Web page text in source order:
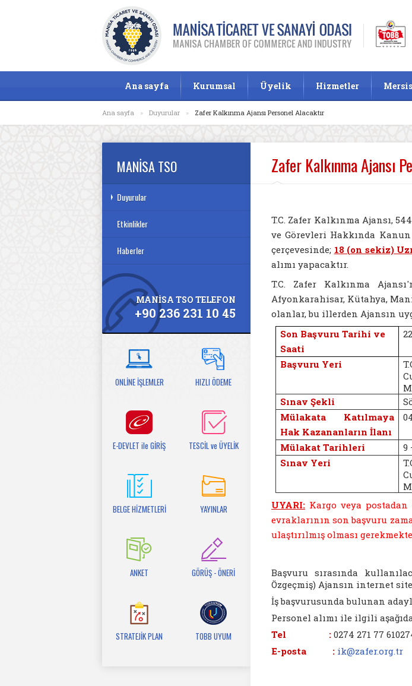
Ana sayfa Kurumsal Üyelik Hizmetler Mersis
Ana sayfa » Duyurular » Zafer Kalkınma Ajansı Personel Alacaktır
MANİSA TSO
Duyurular
Etkinlikler
Haberler
MANİSA TSO TELEFON
+90 236 231 10 45
ONLİNE İŞLEMLER HIZLI ÖDEME
E-DEVLET ile GİRİŞ TESCİL ve ÜYELİK
BELGE HİZMETLERİ YAYINLAR
ANKET GÖRÜŞ - ÖNERİ
STRATEJİK PLAN TOBB UYUM
Zafer Kalkınma Ajansı
T.C. Zafer Kalkınma Ajansı,
ve Görevleri Hakkında
çerçevesinde; 18 (on sekiz)
alımı yapacaktır.
T.C. Zafer Kalkınma
Afyonkarahisar, Kütahya,
olanlar, bu illerden Ajansın
Son Başvuru Tarihi ve
Saati
Başvuru Yeri
Sınav Şekli
Mülakata Katılmaya
Hak Kazananların İlanı
Mülakat Tarihleri
9
Sınav Yeri
UYARI: Kargo veya
evraklarının son başvuru
ulaştırılmış olması
Başvuru sırasında
Özgeçmiş) Ajansın internet
İş başvurusunda bulunan
Personel alımı ile ilgili
Tel : 0274 271 77 61
E-posta : ik@zafer.org.tr